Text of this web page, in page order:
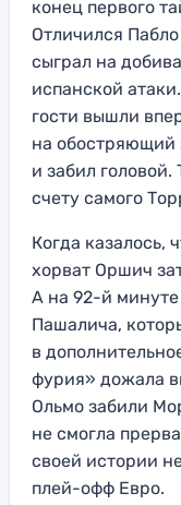
конец первого
Отличился
сыграл на
испанской
гости вышли
на обостряющий
и забил головой.
счету самого
Когда казалось,
хорват Оршич
А на 92-й минуте
Пашалича,
в
фурия» дожала
Ольмо забили
не смогла
своей истории
плей-офф Евро.